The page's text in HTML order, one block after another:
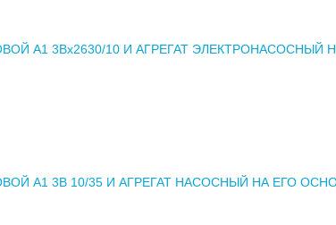
А1 3Вx2630/10 И АГРЕГАТ ЭЛЕКТРОНАСОСНЫЙ
А1 3В 10/35 И АГРЕГАТ НАСОСНЫЙ НА ЕГО